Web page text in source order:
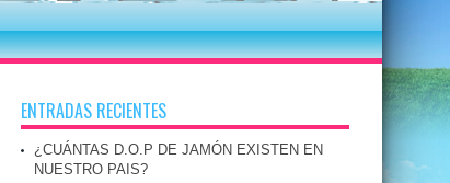
ENTRADAS RECIENTES
¿CUÁNTAS D.O.P DE JAMÓN EXISTEN EN
NUESTRO PAIS?